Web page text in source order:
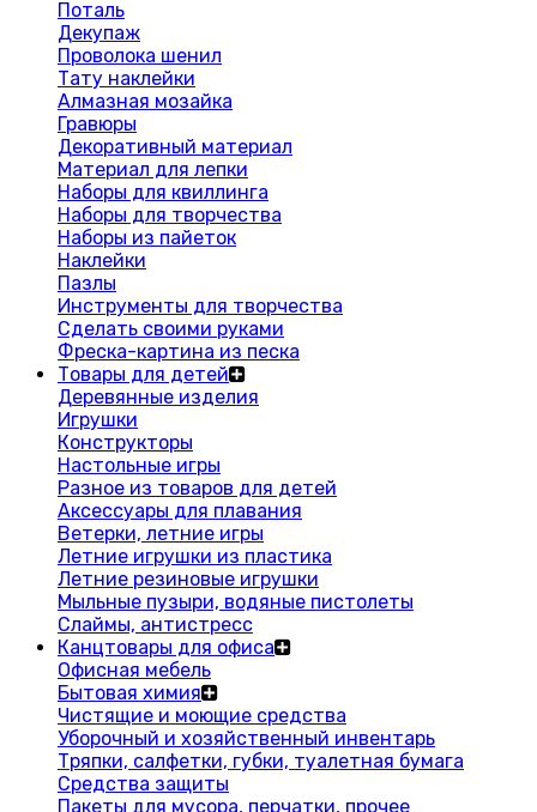
Поталь
Декупаж
Проволока шенил
Тату наклейки
Алмазная мозайка
Гравюры
Декоративный материал
Материал для лепки
Наборы для квиллинга
Наборы для творчества
Наборы из пайеток
Наклейки
Пазлы
Инструменты для творчества
Сделать своими руками
Фреска-картина из песка
Товары для детей
Деревянные изделия
Игрушки
Конструкторы
Настольные игры
Разное из товаров для детей
Аксессуары для плавания
Ветерки, летние игры
Летние игрушки из пластика
Летние резиновые игрушки
Мыльные пузыри, водяные пистолеты
Слаймы, антистресс
Канцтовары для офиса
Офисная мебель
Бытовая химия
Чистящие и моющие средства
Уборочный и хозяйственный инвентарь
Тряпки, салфетки, губки, туалетная бумага
Средства защиты
Пакеты для мусора, перчатки, прочее